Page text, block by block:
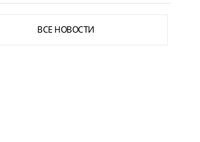
ВСЕ НОВОСТИ